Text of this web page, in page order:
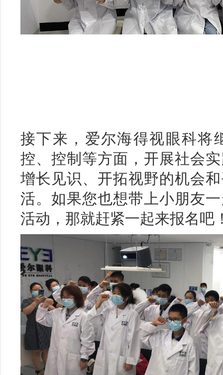
接下来，爱尔海得视眼科将
控、控制等方面，开展社会
增长见识、开拓视野的机会
活。如果您也想带上小朋友
活动，那就赶紧一起来报名吧